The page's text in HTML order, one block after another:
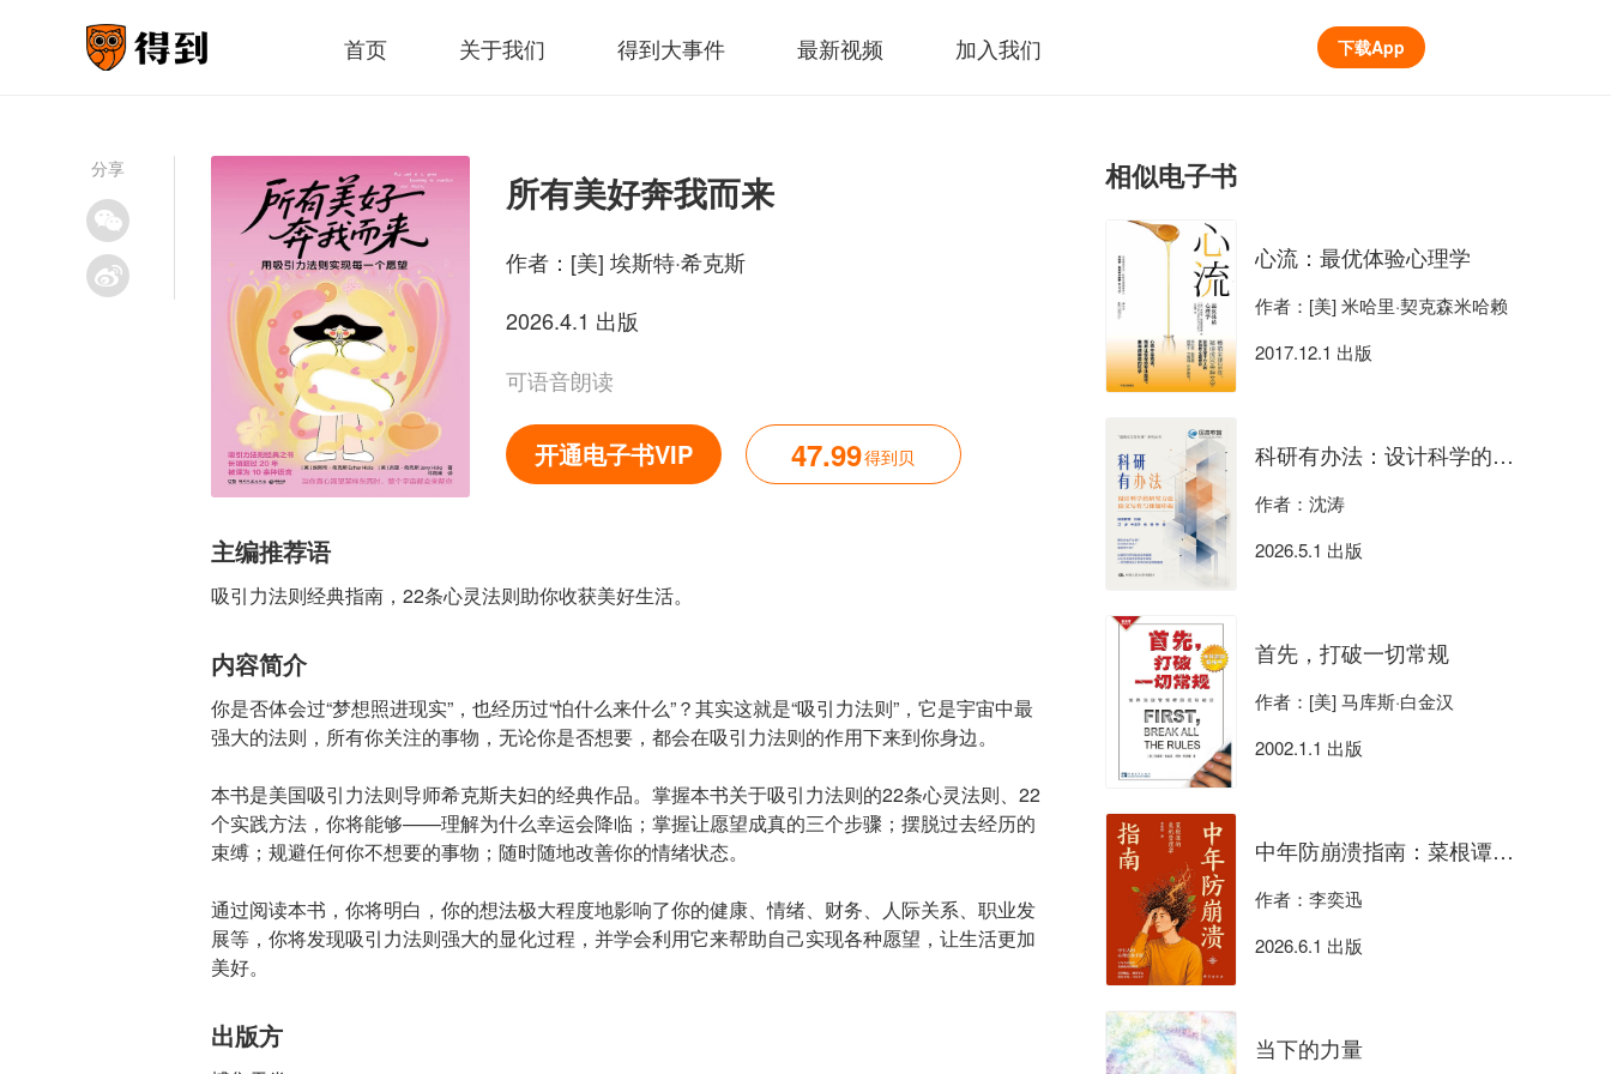
首页 关于我们 得到大事件 最新视频 加入我们 下载App
分享
所有美好奔我而来
作者： [美] 埃斯特·希克斯
2026.4.1 出版
可语音朗读
开通电子书VIP 47.99得到贝
主编推荐语
吸引力法则经典指南，22条心灵法则助你收获美好生活。
内容简介
你是否体会过“梦想照进现实”，也经历过“怕什么来什么”？其实这就是“吸引力法则”，它是宇宙中最
强大的法则，所有你关注的事物，无论你是否想要，都会在吸引力法则的作用下来到你身边。
本书是美国吸引力法则导师希克斯夫妇的经典作品。掌握本书关于吸引力法则的22条心灵法则、22
个实践方法，你将能够——理解为什么幸运会降临；掌握让愿望成真的三个步骤；摆脱过去经历的
束缚；规避任何你不想要的事物；随时随地改善你的情绪状态。
通过阅读本书，你将明白，你的想法极大程度地影响了你的健康、情绪、财务、人际关系、职业发
展等，你将发现吸引力法则强大的显化过程，并学会利用它来帮助自己实现各种愿望，让生活更加
美好。
出版方
相似电子书
心流：最优体验心理学
作者：[美] 米哈里·契克森米哈赖
2017.12.1 出版
科研有办法：设计科学的研究方法、论文写作与课题申报
作者：沈涛
2026.5.1 出版
首先，打破一切常规
作者：[美] 马库斯·白金汉
2002.1.1 出版
中年防崩溃指南：菜根谭的危机管理学
作者：李奕迅
2026.6.1 出版
当下的力量